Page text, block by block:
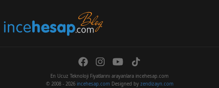
En Ucuz Teknoloji Fiyatlarını arayanlara incehesap.com
© 2008 - 2026 incehesap.comDesigned by zendizayn.com